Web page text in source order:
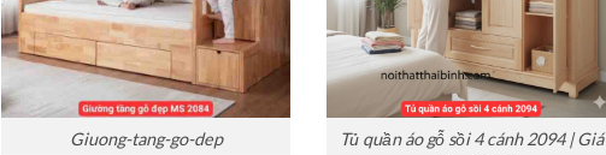
Giuong-tang-go-dep
Tủ quần áo gỗ sồi 4 cánh 2094 | Giá